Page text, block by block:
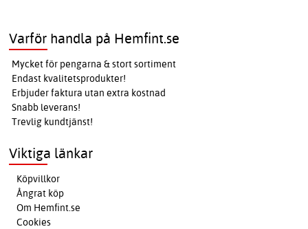
Varför handla på Hemfint.se
Mycket för pengarna & stort sortiment
Endast kvalitetsprodukter!
Erbjuder faktura utan extra kostnad
Snabb leverans!
Trevlig kundtjänst!
Viktiga länkar
Köpvillkor
Ångrat köp
Om Hemfint.se
Cookies